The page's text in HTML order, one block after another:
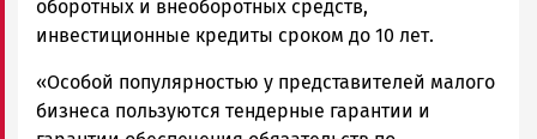
оборотных и внеоборотных средств,
инвестиционные кредиты сроком до 10 лет.
«Особой популярностью у представителей малого
бизнеса пользуются тендерные гарантии и